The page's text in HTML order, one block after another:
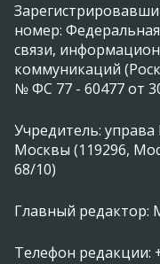
номер:
связи,
коммуникаций
№ ФС 77 - 60477 от
Учредитель: управа
Москвы (119296,
68/10)
Главный редактор:
Телефон редакции: